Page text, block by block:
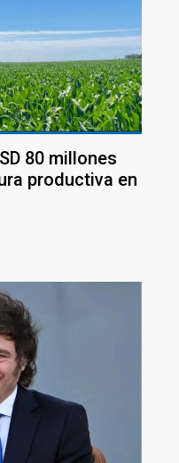
80 millones
productiva en